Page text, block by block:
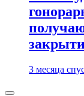
3 месяца